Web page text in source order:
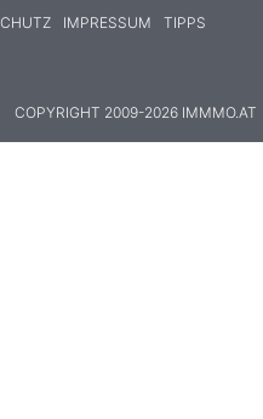
IMPRESSUM
TIPPS
COPYRIGHT 2009-2026 IMMMO.AT